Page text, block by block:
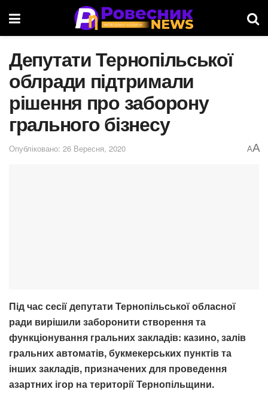
Депутати Тернопільської
облради підтримали
рішення про заборону
грального бізнесу
Опубліковано: 26 Вересня, 2020 AA
Під час сесії депутати Тернопільської обласної
ради вирішили заборонити створення та
функціонування гральних закладів: казино, залів
гральних автоматів, букмекерських пунктів та
інших закладів, призначених для проведення
азартних ігор на території Тернопільщини.